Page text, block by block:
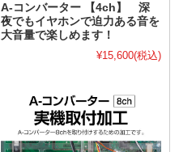
A-コンバーター 【4ch】 深
夜でもイヤホンで迫力ある音を
大音量で楽しめます！
¥15,600(税込)